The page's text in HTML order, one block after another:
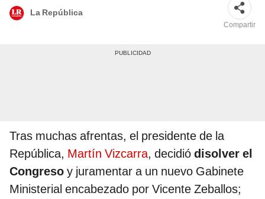
La República
Compartir
Tras muchas afrentas, el presidente de la
República, Martín Vizcarra, decidió disolver el
Congreso y juramentar a un nuevo Gabinete
Ministerial encabezado por Vicente Zeballos;